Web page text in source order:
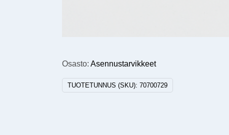
Osasto:Asennustarvikkeet
TUOTETUNNUS (SKU):70700729